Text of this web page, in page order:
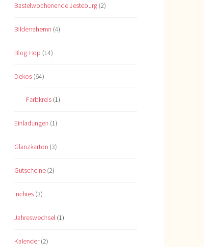
Bastelwochenende Jesteburg (2)
Bilderrahemn (4)
Blog Hop (14)
Dekos (64)
Farbkreis (1)
Einladungen (1)
Glanzkarton (3)
Gutscheine (2)
Inchies (3)
Jahreswechsel (1)
Kalender(2)